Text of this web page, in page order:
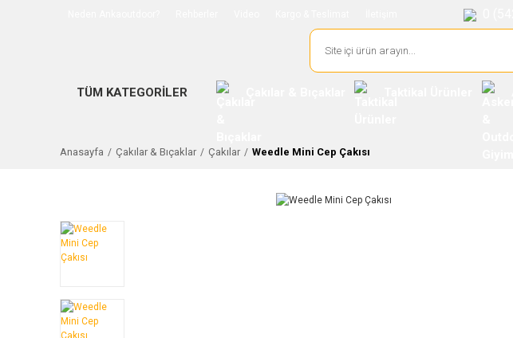
TÜM KATEGORİLER
Anasayfa Çakılar & Bıçaklar Çakılar Weedle Mini Cep Çakısı